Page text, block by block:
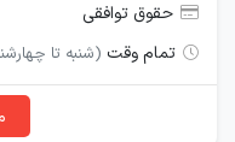
حقوق توافقی
تمام وقت (شنبه تا چهارشنبه ۸:۳۰ الی ۱۷ پنجشنبه ۸:۳۰